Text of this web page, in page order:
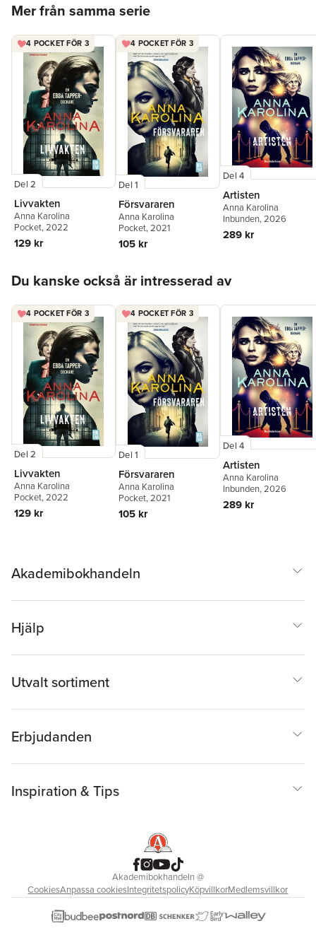
Mer från samma serie
4 POCKET FÖR 3
Del 2
Livvakten
Anna Karolina
Pocket, 2022
129 kr
4 POCKET FÖR 3
Del 1
Försvararen
Anna Karolina
Pocket, 2021
105 kr
Del 4
Artisten
Anna Karolina
Inbunden, 2026
289 kr
Du kanske också är intresserad av
4 POCKET FÖR 3
Del 2
Livvakten
Anna Karolina
Pocket, 2022
129 kr
4 POCKET FÖR 3
Del 1
Försvararen
Anna Karolina
Pocket, 2021
105 kr
Del 4
Artisten
Anna Karolina
Inbunden, 2026
289 kr
Akademibokhandeln
Hjälp
Utvalt sortiment
Erbjudanden
Inspiration & Tips
Akademibokhandeln@
CookiesAnpassa cookiesIntegritetspolicyKöpvillkorMedlemsvillkor